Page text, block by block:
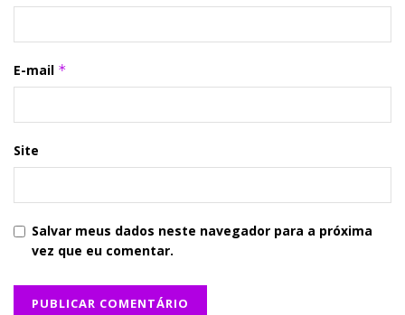
E-mail *
Site
Salvar meus dados neste navegador para a próxima
vez que eu comentar.